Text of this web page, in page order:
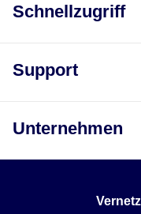
Schnellzugriff
Support
Unternehmen